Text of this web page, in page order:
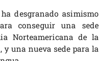
desgranado asimismo
conseguir una sede
Norteamericana de la
y una nueva sede para la